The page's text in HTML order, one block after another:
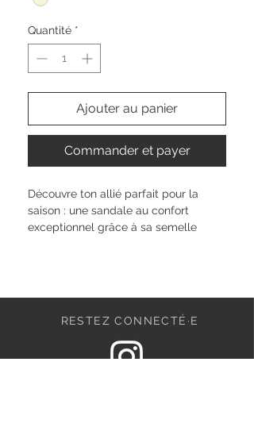
Quantité *
Ajouter au panier
Commander et payer
Découvre ton allié parfait pour la
saison : une sandale au confort
exceptionnel grâce à sa semelle
accompagne chaque look avec style
et subtilité. Avec ce modèle, tu
affirmes ta singularité tout en
RESTEZ CONNECTÉ·E